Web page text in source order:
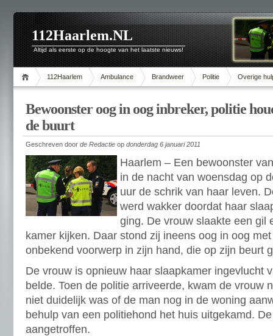
112Haarlem.NL
Altijd als eerste op de hoogte van het laatste nieuws!
112Haarlem Ambulance Brandweer Politie Overige
Bewoonster oog in oog inbreker, politie
de buurt
Geschreven door de Redactie op donderdag 6 januari 2011
Haarlem – Een bewoonster
in de nacht van woensdag op
uur de schrik van haar leven.
werd wakker doordat haar
ging. De vrouw slaakte een gil
kamer kijken. Daar stond zij ineens oog in oog
onbekend voorwerp in zijn hand, die op zijn beurt
De vrouw is opnieuw haar slaapkamer ingevlucht
belde. Toen de politie arriveerde, kwam de vrouw
niet duidelijk was of de man nog in de woning
behulp van een politiehond het huis uitgekamd.
aangetroffen.